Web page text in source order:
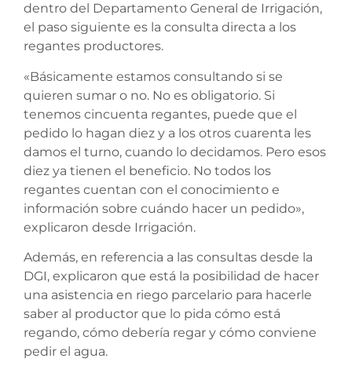
dentro del Departamento General de Irrigación,
el paso siguiente es la consulta directa a los
regantes productores.
«Básicamente estamos consultando si se
quieren sumar o no. No es obligatorio. Si
tenemos cincuenta regantes, puede que el
pedido lo hagan diez y a los otros cuarenta les
damos el turno, cuando lo decidamos. Pero esos
diez ya tienen el beneficio. No todos los
regantes cuentan con el conocimiento e
información sobre cuándo hacer un pedido»,
explicaron desde Irrigación.
Además, en referencia a las consultas desde la
DGI, explicaron que está la posibilidad de hacer
una asistencia en riego parcelario para hacerle
saber al productor que lo pida cómo está
regando, cómo debería regar y cómo conviene
pedir el agua.